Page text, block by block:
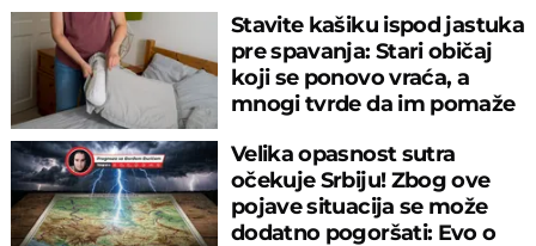
Stavite kašiku ispod jastuka
pre spavanja: Stari običaj
koji se ponovo vraća, a
mnogi tvrde da im pomaže
Velika opasnost sutra
očekuje Srbiju! Zbog ove
pojave situacija se može
dodatno pogoršati: Evo o